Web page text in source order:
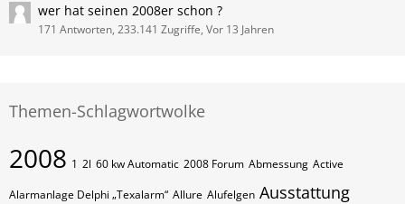
wer hat seinen 2008er schon ?
171 Antworten, 233.141 Zugriffe, Vor 13 Jahren
Themen-Schlagwortwolke
2008 1 2l 60 kw Automatic 2008 Forum Abmessung Active
Alarmanlage Delphi „Texalarm“ Allure Alufelgen Ausstattung